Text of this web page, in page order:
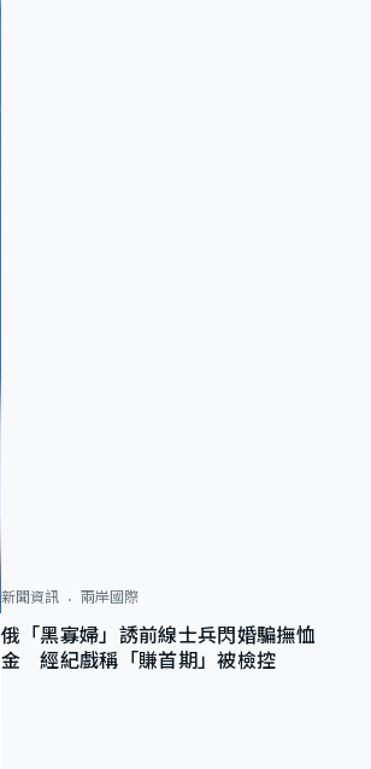
新聞資訊 兩岸國際
俄「黑寡婦」誘前線士兵閃婚騙撫恤
金 經紀戲稱「賺首期」被檢控